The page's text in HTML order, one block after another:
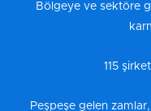
Bölgeye ve sektöre
115
Peşpeşe gelen